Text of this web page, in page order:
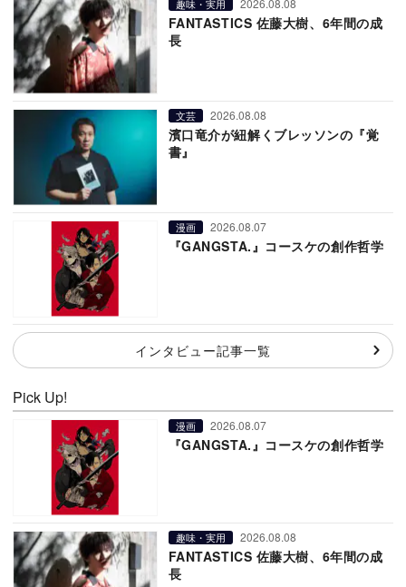
趣味・実用 2026.08.08
FANTASTICS 佐藤大樹、6年間の成
長
文芸 2026.08.08
濱口竜介が紐解くブレッソンの『覚
書』
漫画 2026.08.07
『GANGSTA.』コースケの創作哲学
インタビュー記事一覧
Pick Up!
漫画 2026.08.07
『GANGSTA.』コースケの創作哲学
趣味・実用 2026.08.08
FANTASTICS 佐藤大樹、6年間の成
長